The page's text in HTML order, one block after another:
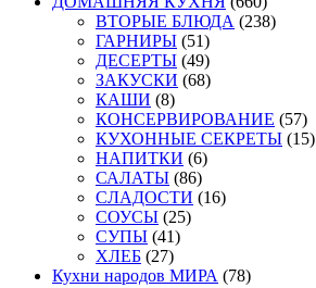
ВТОРЫЕ БЛЮДА (238)
ГАРНИРЫ (51)
ДЕСЕРТЫ (49)
ЗАКУСКИ (68)
КАШИ (8)
КОНСЕРВИРОВАНИЕ (57)
КУХОННЫЕ СЕКРЕТЫ (15)
НАПИТКИ (6)
САЛАТЫ (86)
СЛАДОСТИ (16)
СОУСЫ (25)
СУПЫ (41)
ХЛЕБ (27)
Кухни народов МИРА (78)